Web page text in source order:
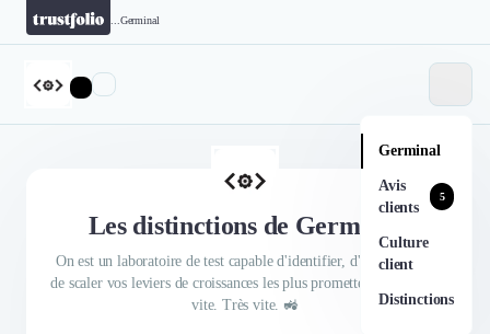
Germinal
Germinal
Avis
clients
5
Culture
client
Distinctions
Les distinctions de Germinal
On est un laboratoire de test capable d'identifier, d'optimiser, et
de scaler vos leviers de croissances les plus prometteurs. Et ça va
vite. Très vite. 🚜